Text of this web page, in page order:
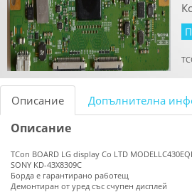
Описание Допълнителна
Описание
TCon BOARD LG display Co LTD
SONY KD-43X8309C
Борда е гарантирано работещ
Демонтиран от уред със счупен дисплей